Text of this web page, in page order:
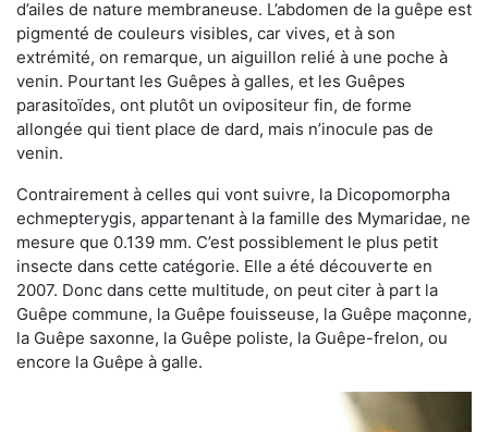
d’ailes de nature membraneuse. L’abdomen de la guêpe est
pigmenté de couleurs visibles, car vives, et à son
extrémité, on remarque, un aiguillon relié à une poche à
venin. Pourtant les Guêpes à galles, et les Guêpes
parasitoïdes, ont plutôt un ovipositeur fin, de forme
allongée qui tient place de dard, mais n’inocule pas de
venin.
Contrairement à celles qui vont suivre, la Dicopomorpha
echmepterygis, appartenant à la famille des Mymaridae, ne
mesure que 0.139 mm. C’est possiblement le plus petit
insecte dans cette catégorie. Elle a été découverte en
2007. Donc dans cette multitude, on peut citer à part la
Guêpe commune, la Guêpe fouisseuse, la Guêpe maçonne,
la Guêpe saxonne, la Guêpe poliste, la Guêpe-frelon, ou
encore la Guêpe à galle.